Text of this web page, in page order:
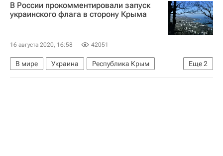
Содружество актеров Таганки
Театр
В России прокомментировали запуск
украинского флага в сторону Крыма
16 августа 2020, 16:58 42051
Еще2
В мире Украина
Республика Крым
Ситуация на Украине
Россия